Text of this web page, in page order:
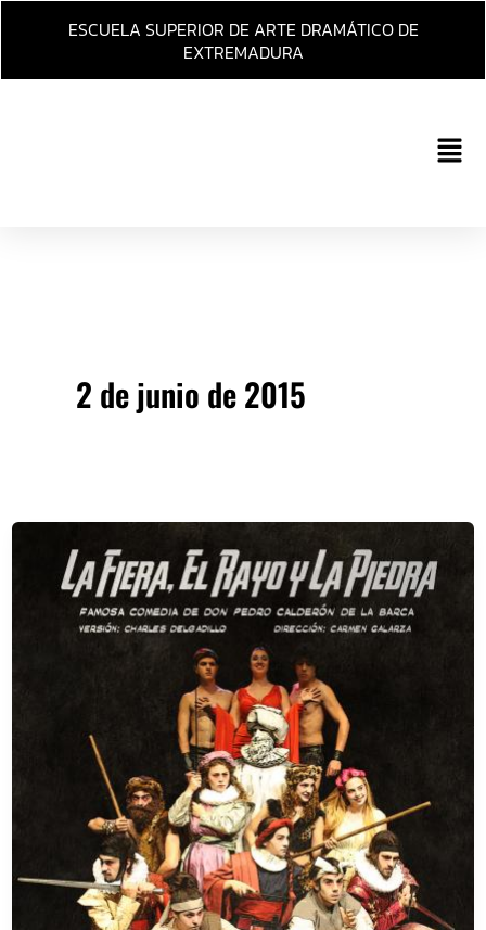
Ir
ESCUELA SUPERIOR DE ARTE DRAMÁTICO DE
EXTREMADURA
Main
2 de junio de 2015